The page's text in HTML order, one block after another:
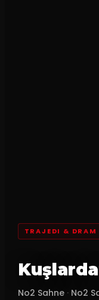
TRAJEDI & DRAM
No2 Sahne · No2